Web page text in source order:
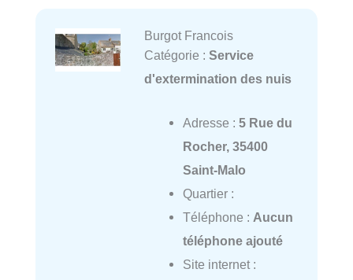
Burgot Francois
Catégorie : Service
d'extermination des nuis
Adresse : 5 Rue du
Rocher, 35400
Saint-Malo
Quartier :
Téléphone : Aucun
téléphone ajouté
Site internet :